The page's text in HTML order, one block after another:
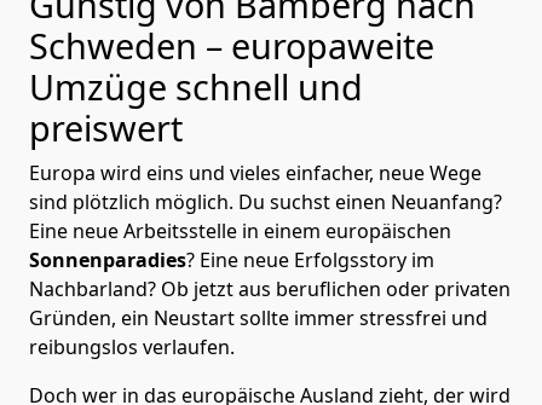
Schweden – europaweite
Umzüge schnell und
preiswert
Europa wird eins und vieles einfacher, neue Wege
sind plötzlich möglich. Du suchst einen Neuanfang?
Eine neue Arbeitsstelle in einem europäischen
Sonnenparadies? Eine neue Erfolgsstory im
Nachbarland? Ob jetzt aus beruflichen oder privaten
Gründen, ein Neustart sollte immer stressfrei und
reibungslos verlaufen.
Doch wer in das europäische Ausland zieht, der wird